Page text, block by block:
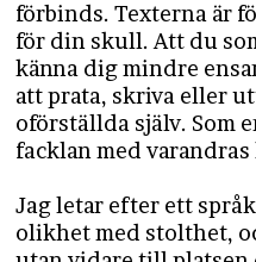
förbinds. Texterna är
för din skull. Att du
känna dig mindre
att prata, skriva eller
oförställda själv. Som
facklan med varandras
Jag letar efter ett
olikhet med stolthet,